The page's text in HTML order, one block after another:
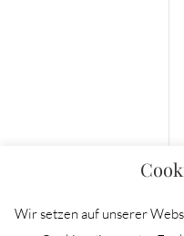
Wir setzen auf unserer